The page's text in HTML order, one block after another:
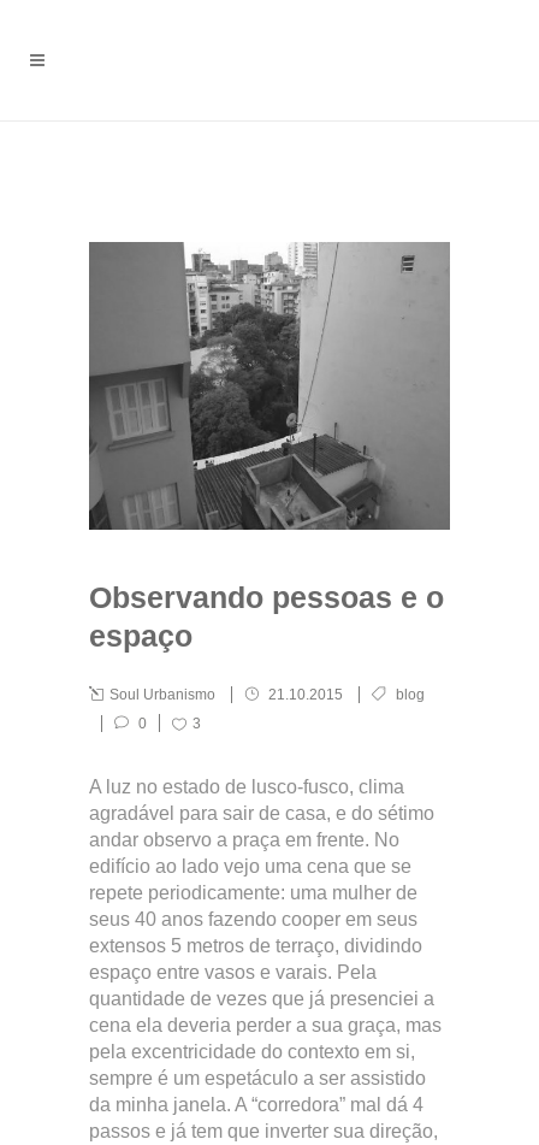
Observando pessoas e o
espaço
Soul Urbanismo 21.10.2015
blog
0
3
A luz no estado de lusco-fusco, clima
agradável para sair de casa, e do sétimo
andar observo a praça em frente. No
edifício ao lado vejo uma cena que se
repete periodicamente: uma mulher de
seus 40 anos fazendo cooper em seus
extensos 5 metros de terraço, dividindo
espaço entre vasos e varais. Pela
quantidade de vezes que já presenciei a
cena ela deveria perder a sua graça, mas
pela excentricidade do contexto em si,
sempre é um espetáculo a ser assistido
da minha janela. A “corredora” mal dá 4
passos e já tem que inverter sua direção,